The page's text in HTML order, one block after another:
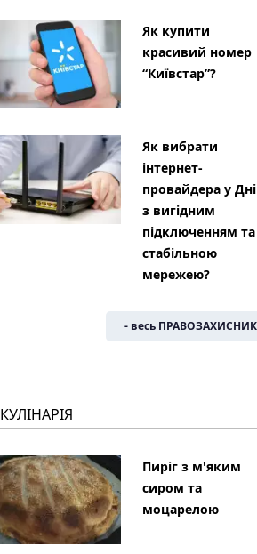
Як купити
красивий номер
“Київстар”?
Як вибрати
інтернет-
провайдера у
з вигідним
підключенням та
стабільною
мережею?
- весь ПРАВОЗАХИСНИК
КУЛІНАРІЯ
Пиріг з м'яким
сиром та
моцарелою